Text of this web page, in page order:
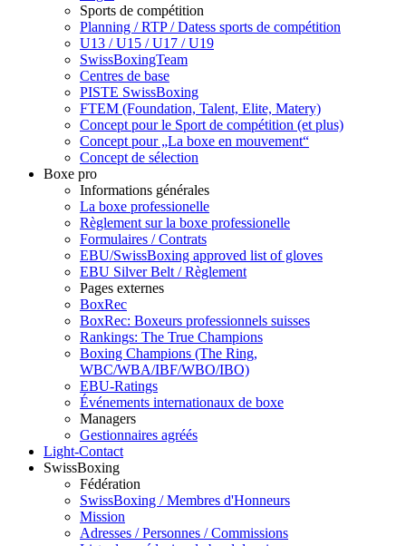
Sports de compétition
Planning / RTP / Datess sports de compétition
U13 / U15 / U17 / U19
SwissBoxingTeam
Centres de base
PISTE SwissBoxing
FTEM (Foundation, Talent, Elite, Matery)
Concept pour le Sport de compétition (et plus)
Concept pour „La boxe en mouvement“
Concept de sélection
Boxe pro
Informations générales
La boxe professionelle
Règlement sur la boxe professionelle
Formulaires / Contrats
EBU/SwissBoxing approved list of gloves
EBU Silver Belt / Règlement
Pages externes
BoxRec
BoxRec: Boxeurs professionnels suisses
Rankings: The True Champions
Boxing Champions (The Ring,
WBC/WBA/IBF/WBO/IBO)
EBU-Ratings
Événements internationaux de boxe
Managers
Gestionnaires agréés
Light-Contact
SwissBoxing
Fédération
SwissBoxing / Membres d'Honneurs
Mission
Adresses / Personnes / Commissions